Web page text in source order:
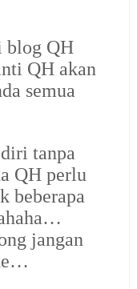
blog QH
QH akan
semua
tanpa
QH perlu
beberapa
jangan